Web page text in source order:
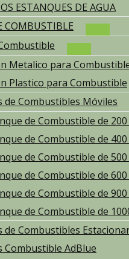
ESTANQUES DE AGUA
COMBUSTIBLE
Metalico para
Plastico para Combustible
de Combustibles Móviles
de Combustible de
de Combustible de
de Combustible de
de Combustible de
de Combustible de
de Combustible de
de Combustibles
Combustible AdBlue